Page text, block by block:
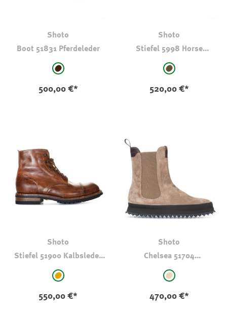
Shoto
Boot 51831 Pferdeleder
auswählen
schwarz-braun
500,00 €*
Shoto
Stiefel 5998 Horse
auswählen
braun
520,00 €*
Shoto
Stiefel 51900 Kalbsleder
auswählen
hellbraun-camel
550,00 €*
Shoto
Chelsea 51704
auswählen
beige
470,00 €*